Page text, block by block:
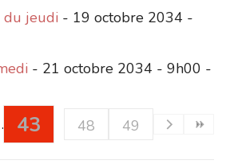
du jeudi - 19 octobre 2034 -
- 21 octobre 2034 - 9h00 -
43 48 49